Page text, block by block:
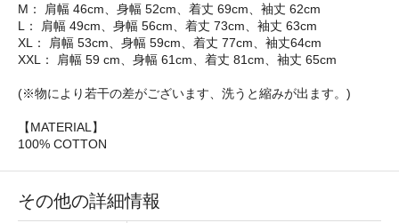
M： 肩幅 46cm、身幅 52cm、着丈 69cm、袖丈 62cm
L： 肩幅 49cm、身幅 56cm、着丈 73cm、袖丈 63cm
XL： 肩幅 53cm、身幅 59cm、着丈 77cm、袖丈64cm
XXL： 肩幅 59 cm、身幅 61cm、着丈 81cm、袖丈 65cm
(※物により若干の差がございます、洗うと縮みが出ます。)
【MATERIAL】
100% COTTON
その他の詳細情報